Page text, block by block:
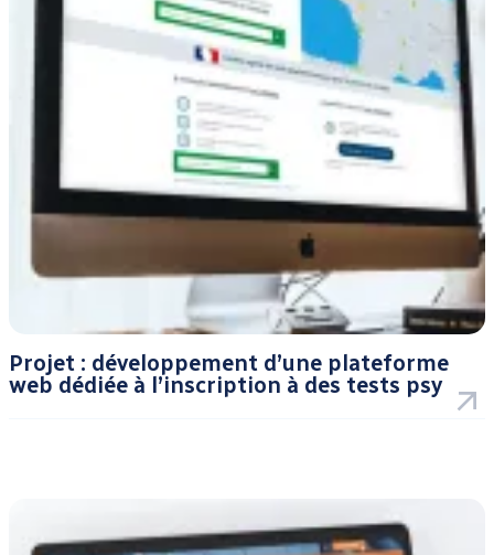
Projet : développement d’une plateforme
web dédiée à l’inscription à des tests psy